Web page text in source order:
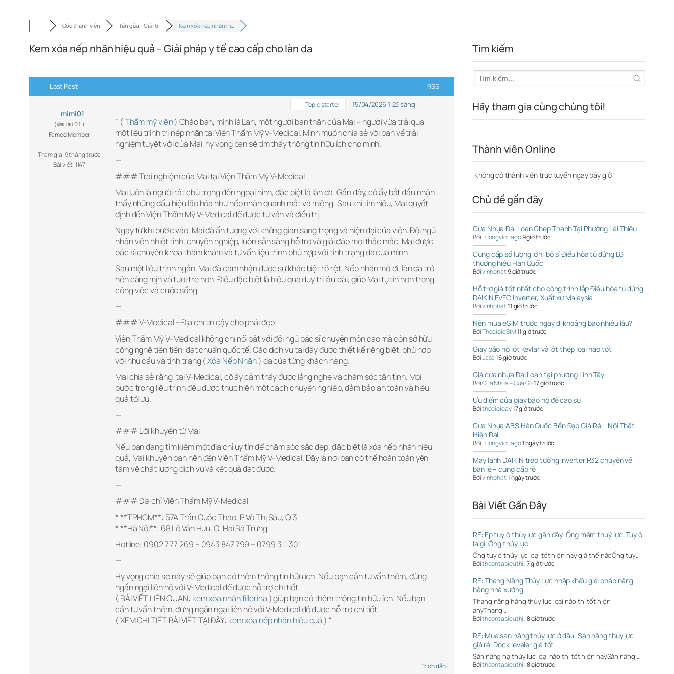
Góc thành viên Tán gẫu – Giải trí Kem xóa nếp nhăn hi…
Kem xóa nếp nhăn hiệu quả – Giải pháp y tế cao cấp cho làn da
Last Post RSS
mimi01
(@mimi01)
Famed Member
Tham gia: 9 tháng trước
Bài viết: 1147
Topic starter 15/04/2026 1:23 sáng
” (Thẩm mỹ viện) Chào bạn, mình là Lan, một người bạn thân của Mai – người vừa trải qua
một liệu trình trị nếp nhăn tại Viện Thẩm Mỹ V-Medical. Mình muốn chia sẻ với bạn về trải
nghiệm tuyệt vời của Mai, hy vọng bạn sẽ tìm thấy thông tin hữu ích cho mình.
—
### Trải nghiệm của Mai tại Viện Thẩm Mỹ V-Medical
Mai luôn là người rất chú trọng đến ngoại hình, đặc biệt là làn da. Gần đây, cô ấy bắt đầu nhận
thấy những dấu hiệu lão hóa như nếp nhăn quanh mắt và miệng. Sau khi tìm hiểu, Mai quyết
định đến Viện Thẩm Mỹ V-Medical để được tư vấn và điều trị.
Ngay từ khi bước vào, Mai đã ấn tượng với không gian sang trọng và hiện đại của viện. Đội ngũ
nhân viên nhiệt tình, chuyên nghiệp, luôn sẵn sàng hỗ trợ và giải đáp mọi thắc mắc. Mai được
bác sĩ chuyên khoa thăm khám và tư vấn liệu trình phù hợp với tình trạng da của mình.
Sau một liệu trình ngắn, Mai đã cảm nhận được sự khác biệt rõ rệt. Nếp nhăn mờ đi, làn da trở
nên căng mịn và tươi trẻ hơn. Điều đặc biệt là hiệu quả duy trì lâu dài, giúp Mai tự tin hơn trong
công việc và cuộc sống.
—
### V-Medical – Địa chỉ tin cậy cho phái đẹp
Viện Thẩm Mỹ V-Medical không chỉ nổi bật với đội ngũ bác sĩ chuyên môn cao mà còn sở hữu
công nghệ tiên tiến, đạt chuẩn quốc tế. Các dịch vụ tại đây được thiết kế riêng biệt, phù hợp
với nhu cầu và tình trạng (Xóa Nếp Nhăn) da của từng khách hàng.
Mai chia sẻ rằng, tại V-Medical, cô ấy cảm thấy được lắng nghe và chăm sóc tận tình. Mọi
bước trong liệu trình đều được thực hiện một cách chuyên nghiệp, đảm bảo an toàn và hiệu
quả tối ưu.
—
### Lời khuyên từ Mai
Nếu bạn đang tìm kiếm một địa chỉ uy tín để chăm sóc sắc đẹp, đặc biệt là xóa nếp nhăn hiệu
quả, Mai khuyên bạn nên đến Viện Thẩm Mỹ V-Medical. Đây là nơi bạn có thể hoàn toàn yên
tâm về chất lượng dịch vụ và kết quả đạt được.
—
### Địa chỉ Viện Thẩm Mỹ V-Medical
* **TP.HCM**: 57A Trần Quốc Thảo, P. Võ Thị Sáu, Q.3
* **Hà Nội**: 68 Lê Văn Hưu, Q. Hai Bà Trưng
Hotline: 0902 777 269 – 0943 847 799 – 0799 311 301
—
Hy vọng chia sẻ này sẽ giúp bạn có thêm thông tin hữu ích. Nếu bạn cần tư vấn thêm, đừng
ngần ngại liên hệ với V-Medical để được hỗ trợ chi tiết.
( BÀI VIẾT LIÊN QUAN: kem xóa nhăn fillerina ) giúp bạn có thêm thông tin hữu ích. Nếu bạn
cần tư vấn thêm, đừng ngần ngại liên hệ với V-Medical để được hỗ trợ chi tiết.
( XEM CHI TIẾT BÀI VIẾT TẠI ĐÂY: kem xóa nếp nhăn hiệu quả ) “
Trích dẫn
Tìm kiếm
Hãy tham gia cùng chúng tôi!
Thành viên Online
Không có thành viên trực tuyến ngay bây giờ
Chủ đề gần đây
Cửa Nhựa Đài Loan Ghép Thanh Tại Phường Lái Thiêu
BởiTuongvicuago9 giờ trước
Cung cấp số lượng lớn, bỏ sỉ Điều hòa tủ đứng LG
thương hiệu Hàn Quốc
Bởivinhphat9 giờ trước
Hỗ trợ giá tốt nhất cho công trình lắp Điều hòa tủ đứng
DAIKIN FVFC Inverter, Xuất xứ Malaysia
Bởivinhphat11 giờ trước
Nên mua eSIM trước ngày đi khoảng bao nhiêu lâu?
BởiThegioieSIM11 giờ trước
Giày bảo hộ lót Kevlar và lót thép loại nào tốt
Bởi Lasa16 giờ trước
Giá cửa nhựa Đài Loan tại phường Linh Tây
BởiCua Nhua – Cua Go17 giờ trước
Ưu điểm của giày bảo hộ đế cao su
Bởithegioigay17 giờ trước
Cửa Nhựa ABS Hàn Quốc Bền Đẹp Giá Rẻ – Nội Thất
Hiện Đại
BởiTuongvicuago1 ngày trước
Máy lạnh DAIKIN treo tường Inverter R32 chuyên về
bán lẻ – cung cấp rẻ
Bởivinhphat1 ngày trước
Bài Viết Gần Đây
RE: Ép tuy ô thủy lực gần đây, Ống mềm thuỷ lực, Tuy ô
là gì, Ống thủy lực
Ống tuy ô thủy lực loại tốt hiện nay giá thế nàoỐng tuy…
Bởithaontasieuthi,7 giờ trước
RE: Thang Nâng Thủy Lực nhập khẩu giải pháp nâng
hàng nhà xưởng
Thang nâng hàng thủy lực loại nào thì tốt hiện
anyThang…
Bởithaontasieuthi,8 giờ trước
RE: Mua sàn nâng thủy lực ở đâu, Sàn nâng thủy lực
giá rẻ, Dock leveler giá tốt
Sàn nâng hạ thủy lực loại nào thì tốt hiện naySàn nâng …
Bởithaontasieuthi,8 giờ trước